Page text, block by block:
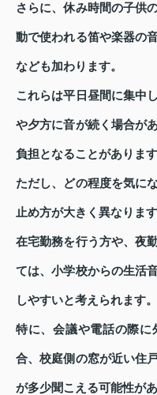
さらに、休み時間の子供
動で使われる笛や楽器の
なども加わります。
これらは平日昼間に集中
や夕方に音が続く場合が
負担となることがあります
ただし、どの程度を気に
止め方が大きく異なります
在宅勤務を行う方や、夜
ては、小学校からの生活
しやすいと考えられます。
特に、会議や電話の際
合、校庭側の窓が近い住
が多少聞こえる可能性があ